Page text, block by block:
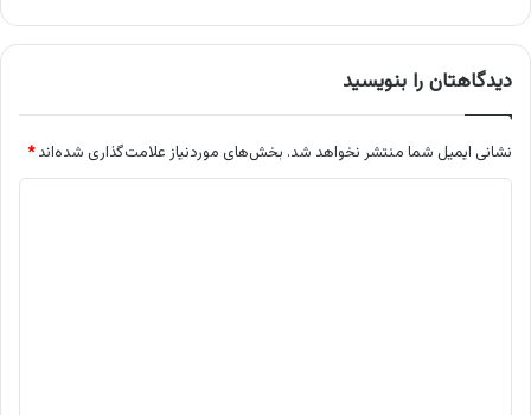
دیدگاهتان را بنویسید
نشانی ایمیل شما منتشر نخواهد شد. بخش‌های موردنیاز علامت‌گذاری شده‌اند*